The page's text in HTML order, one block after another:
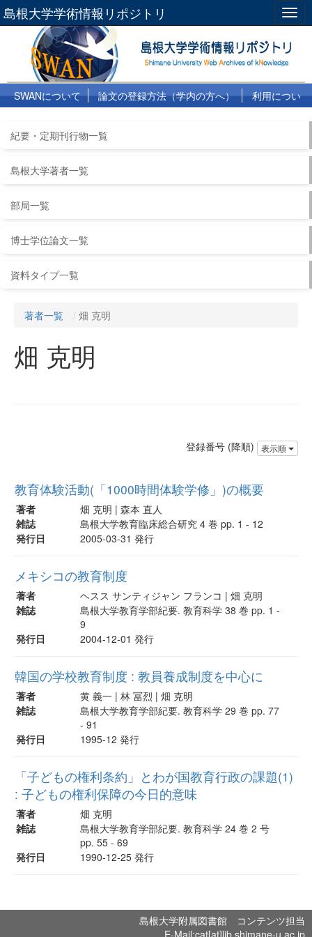
島根大学学術情報リポジトリ
SWANについて 論文の登録方法（学内の方へ）
利用につい
紀要・定期刊行物一覧
島根大学著者一覧
部局一覧
博士学位論文一覧
資料タイプ一覧
著者一覧 畑 克明
畑 克明
登録番号 (降順) 表示順
教育体験活動(「1000時間体験学修」)の概要
著者
畑 克明 | 森本 直人
雑誌
島根大学教育臨床総合研究 4 巻 pp. 1 - 12
発行日
2005-03-31 発行
メキシコの教育制度
著者
ヘスス サンティジャン フランコ | 畑 克明
雑誌
島根大学教育学部紀要. 教育科学 38 巻 pp. 1 -
9
発行日
2004-12-01 発行
韓国の学校教育制度 : 教員養成制度を中心に
著者
黄 義一 | 林 冨烈 | 畑 克明
雑誌
島根大学教育学部紀要. 教育科学 29 巻 pp. 77
- 91
発行日
1995-12 発行
「子どもの権利条約」とわが国教育行政の課題(1)
: 子どもの権利保障の今日的意味
著者
畑 克明
雑誌
島根大学教育学部紀要. 教育科学 24 巻 2 号
pp. 55 - 69
発行日
1990-12-25 発行
島根大学附属図書館 コンテンツ担当
E-Mail:cat[at]lib.shimane-u.ac.jp